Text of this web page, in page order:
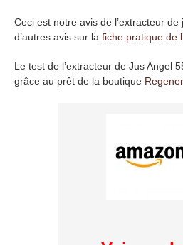
Ceci est notre avis de l’extracteur
d’autres avis sur la fiche pratique de
Le test de l’extracteur de Jus Angel
grâce au prêt de la boutique